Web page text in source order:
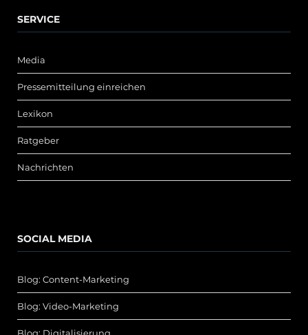
SERVICE
Media
Pressemitteilung einreichen
Lexikon
Ratgeber
Nachrichten
SOCIAL MEDIA
Blog: Content-Marketing
Blog: Video-Marketing